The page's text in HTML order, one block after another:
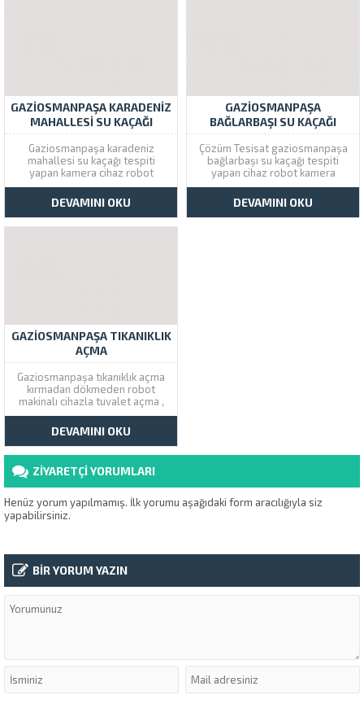
GAZIOSMANPAŞA KARADENIZ
MAHALLESI SU KAÇAĞI
TESPITI
Gaziosmanpaşa karadeniz
mahallesi su kaçağı tespiti
yapan kamera cihaz robot
kullanan su tesisatçı olarak
makinalı su kaçağı bulma ve
onarma servisi veriyoruz.
Gaziosmanpaşa şubemiz aynı
DEVAMINI OKU
GAZIOSMANPAŞA
BAĞLARBAŞI SU KAÇAĞI
TESPITI
Çözüm Tesisat gaziosmanpaşa
bağlarbaşı su kaçağı tespiti
yapan cihaz robot kamera
kullanan profesyonel su
tesisatçı firmasıdır. Sizinde
evinizde veya iş yerinizde gizli
su sızıntısı varsa
DEVAMINI OKU
GAZIOSMANPAŞA TIKANIKLIK
AÇMA
Gaziosmanpaşa tıkanıklık açma
kırmadan dökmeden robot
makinalı cihazla tuvalet açma ,
lavabo açma ve pimaş tıkanması
açma servisi veriyoruz. Çözüm
Tesisat Gaziosmanpaşa
şubesini arayarak aynı gün
içinde tıkanmış gider açma
hizmeti alabilirsiniz. Gop
Robotla Tıkalı Pimaş Açıcı
Gaziosmanpaşa robotla
tıkanma...
DEVAMINI OKU
ZİYARETÇİ YORUMLARI
Henüz yorum yapılmamış. İlk yorumu aşağıdaki form aracılığıyla siz
yapabilirsiniz.
BİR YORUM YAZIN